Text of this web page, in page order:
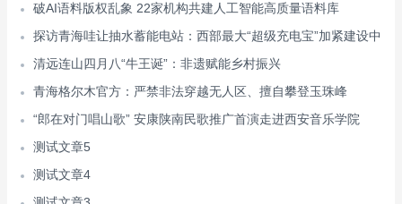
破AI语料版权乱象 22家机构共建人工智能高质量语料库
探访青海哇让抽水蓄能电站：西部最大“超级充电宝”加紧建设中
清远连山四月八“牛王诞”：非遗赋能乡村振兴
青海格尔木官方：严禁非法穿越无人区、擅自攀登玉珠峰
“郎在对门唱山歌” 安康陕南民歌推广首演走进西安音乐学院
测试文章5
测试文章4